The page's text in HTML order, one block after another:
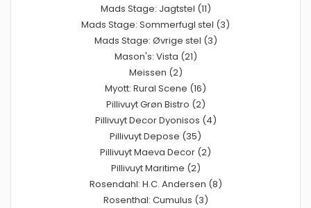
Mads Stage: Jagtstel (11)
Mads Stage: Sommerfugl stel (3)
Mads Stage: Øvrige stel (3)
Mason's: Vista (21)
Meissen (2)
Myott: Rural Scene (16)
Pillivuyt Grøn Bistro (2)
Pillivuyt Decor Dyonisos (4)
Pillivuyt Depose (35)
Pillivuyt Maeva Decor (2)
Pillivuyt Maritime (2)
Rosendahl: H.C. Andersen (8)
Rosenthal: Cumulus (3)